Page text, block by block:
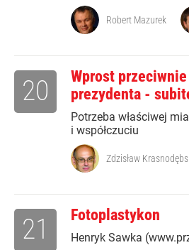
Robert Mazurek
Wprost
prezydenta -
Potrzeba właściwej
i współczuciu
20
Zdzisław
Fotoplastykon
Henryk Sawka
21